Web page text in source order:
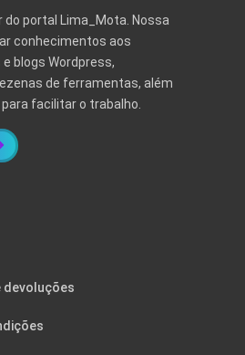
portal Lima_Mota. Nossa
conhecimentos aos
blogs Wordpress,
de ferramentas, além
facilitar o trabalho.
devoluções